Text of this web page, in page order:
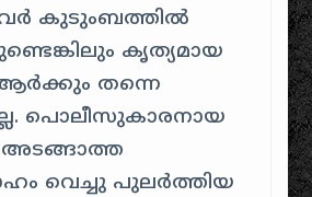
കുടുംബത്തിൽ
കൃത്യമായ
ആർക്കും തന്നെ
പൊലീസുകാരനായ
വെച്ചു പുലർത്തിയ